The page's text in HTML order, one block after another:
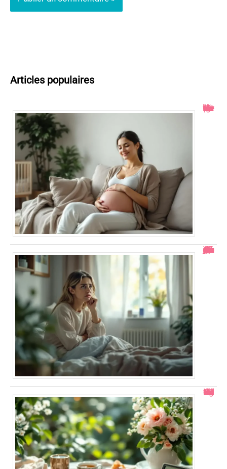
Articles populaires
Col ouvert à 1 doigt : accouchement dans combien de temps ?
“7 jours après Duphaston : Que faire si pas de règles ?”
Numérologie : Comment calculer votre chemin de vie facilement ?